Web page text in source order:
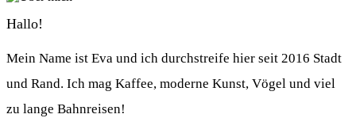
Hallo!
Mein Name ist Eva und ich durchstreife hier seit 2016 Stadt
und Rand. Ich mag Kaffee, moderne Kunst, Vögel und viel
zu lange Bahnreisen!